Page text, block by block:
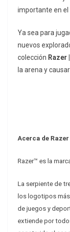
importante en el
Ya sea para
nuevos
colección Razer
la arena y
Acerca de Razer
Razer™ es la
La serpiente de
los logotipos
de juegos y
extiende por